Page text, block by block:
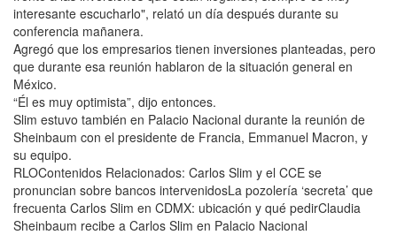
interesante escucharlo", relató un día después durante su
conferencia mañanera.
Agregó que los empresarios tienen inversiones planteadas, pero
que durante esa reunión hablaron de la situación general en
México.
“Él es muy optimista”, dijo entonces.
Slim estuvo también en Palacio Nacional durante la reunión de
Sheinbaum con el presidente de Francia, Emmanuel Macron, y
su equipo.
RLOContenidos Relacionados: Carlos Slim y el CCE se
pronuncian sobre bancos intervenidosLa pozolería ‘secreta’ que
frecuenta Carlos Slim en CDMX: ubicación y qué pedirClaudia
Sheinbaum recibe a Carlos Slim en Palacio Nacional